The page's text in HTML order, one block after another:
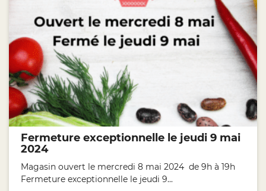
Fermeture exceptionnelle le jeudi 9 mai
2024
Magasin ouvert le mercredi 8 mai 2024 de 9h à 19h
Fermeture exceptionnelle le jeudi 9...